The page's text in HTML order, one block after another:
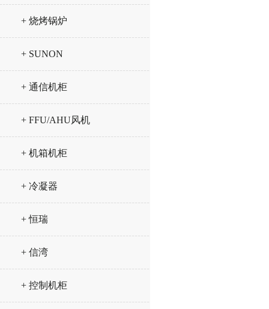
+ 烧烤锅炉
+ SUNON
+ 通信机柜
+ FFU/AHU风机
+ 机箱机柜
+ 冷凝器
+ 恒瑞
+ 信湾
+ 控制机柜